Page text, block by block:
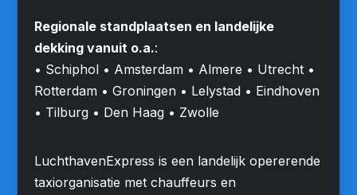
Regionale standplaatsen en landelijke
dekking vanuit o.a.:
• Schiphol • Amsterdam • Almere • Utrecht •
Rotterdam • Groningen • Lelystad • Eindhoven
• Tilburg • Den Haag • Zwolle
LuchthavenExpress is een landelijk opererende
taxiorganisatie met chauffeurs en